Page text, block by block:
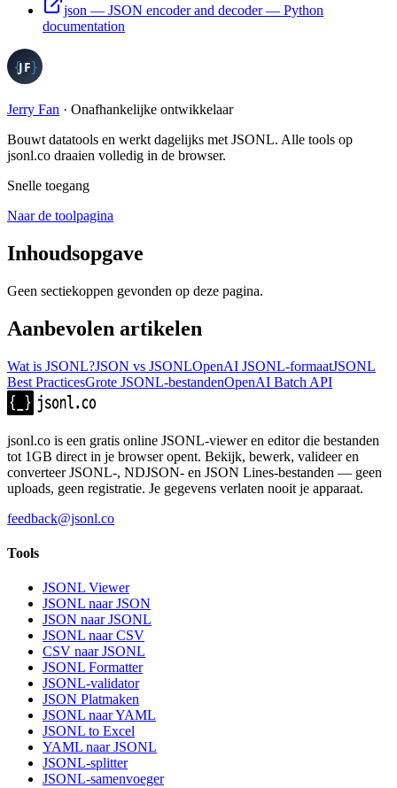
json — JSON encoder and decoder— Python
documentation
Jerry Fan · Onafhankelijke ontwikkelaar
Bouwt datatools en werkt dagelijks met JSONL. Alle tools op
jsonl.co draaien volledig in de browser.
Snelle toegang
Naar de toolpagina
Inhoudsopgave
Geen sectiekoppen gevonden op deze pagina.
Aanbevolen artikelen
Wat is JSONL?JSON vs JSONLOpenAI JSONL-formaatJSONL
Best PracticesGrote JSONL-bestandenOpenAI Batch API
jsonl.co is een gratis online JSONL-viewer en editor die bestanden
tot 1GB direct in je browser opent. Bekijk, bewerk, valideer en
converteer JSONL-, NDJSON- en JSON Lines-bestanden — geen
uploads, geen registratie. Je gegevens verlaten nooit je apparaat.
feedback@jsonl.co
Tools
JSONL Viewer
JSONL naar JSON
JSON naar JSONL
JSONL naar CSV
CSV naar JSONL
JSONL Formatter
JSONL-validator
JSON Platmaken
JSONL naar YAML
JSONL to Excel
YAML naar JSONL
JSONL-splitter
JSONL-samenvoeger